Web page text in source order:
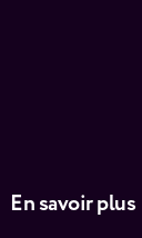
En savoir plus